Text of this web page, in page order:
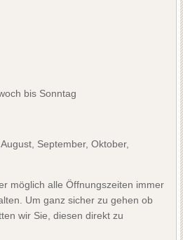
bis Sonntag
September, Oktober,
möglich alle Öffnungszeiten immer
Um ganz sicher zu gehen ob
wir Sie, diesen direkt zu